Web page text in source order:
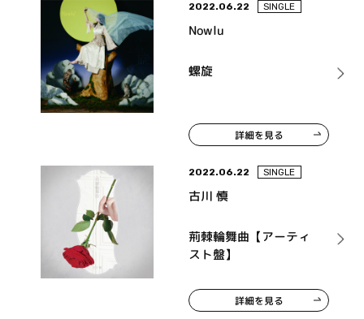
2022.06.22 SINGLE
Nowlu
螺旋
詳細を見る
2022.06.22 SINGLE
古川 慎
荊棘輪舞曲【アーティ
スト盤】
詳細を見る